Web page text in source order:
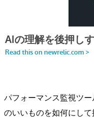
パフォーマンス監視ツ
のいいものを如何にして